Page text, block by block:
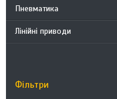
Пневматика
Лінійні приводи
Фільтри